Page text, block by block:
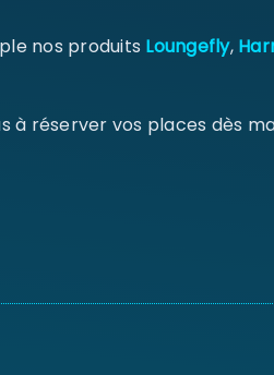
nos produits Loungefly,
à réserver vos places dès